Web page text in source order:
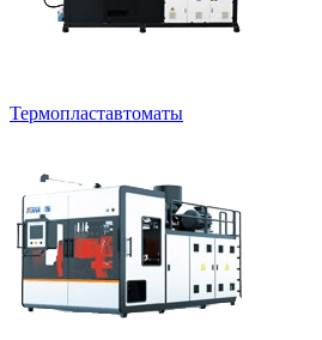
Термопластавтоматы